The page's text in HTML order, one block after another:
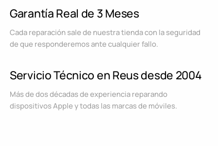
Garantía Real de 3 Meses
Cada reparación sale de nuestra tienda con la seguridad
de que responderemos ante cualquier fallo.
Servicio Técnico en Reus desde 2004
Más de dos décadas de experiencia reparando
dispositivos Apple y todas las marcas de móviles.